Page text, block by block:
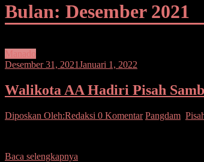
Bulan: Desember 2021
Manado
Desember 31, 2021Januari 1, 2022
Walikota AA Hadiri Pisah
Diposkan Oleh:Redaksi 0 Komentar Pangdam
Baca selengkapnya